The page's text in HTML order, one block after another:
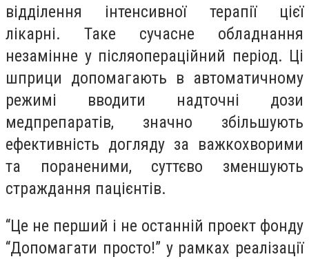
відділення інтенсивної терапії цієї
лікарні. Таке сучасне обладнання
незамінне у післяопераційний період. Ці
шприци допомагають в автоматичному
режимі вводити надточні дози
медпрепаратів, значно збільшують
ефективність догляду за важкохворими
та пораненими, суттєво зменшують
страждання пацієнтів.
“Це не перший і не останній проект фонду
“Допомагати просто!” у рамках реалізації